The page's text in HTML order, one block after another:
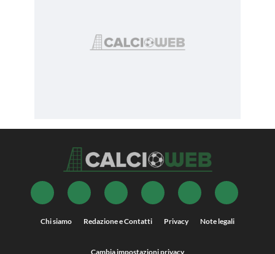
Chi siamo Redazione e Contatti Privacy Note legali
Cambia impostazioni privacy